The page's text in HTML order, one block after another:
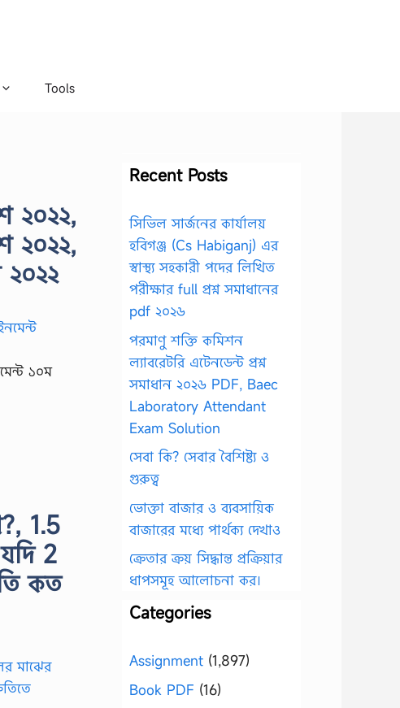
Tools
২০২২,
২০২২,
২০২২
১০ম
1.5
2
কত
Recent Posts
সিভিল সার্জনের কার্যালয়
হবিগঞ্জ (Cs Habiganj) এর
স্বাস্থ্য সহকারী পদের লিখিত
পরীক্ষার full প্রশ্ন সমাধানের
pdf ২০২৬
পরমাণু শক্তি কমিশন
ল্যাবরেটরি এটেনডেন্ট প্রশ্ন
সমাধান ২০২৬ PDF, Baec
Laboratory Attendant
Exam Solution
সেবা কি? সেবার বৈশিষ্ট্য ও
গুরুত্ব
ভোক্তা বাজার ও ব্যবসায়িক
বাজারের মধ্যে পার্থক্য দেখাও
ক্রেতার ক্রয় সিদ্ধান্ত প্রক্রিয়ার
ধাপসমূহ আলোচনা কর।
Categories
Assignment (1,897)
Book PDF (16)